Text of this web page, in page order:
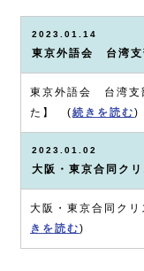
2023.01.14
東京外語会 台湾支
東京外語会 台湾支
た】 ( 続きを読む )
2023.01.02
大阪・東京合同ク
大阪・東京合同ク
きを読む )